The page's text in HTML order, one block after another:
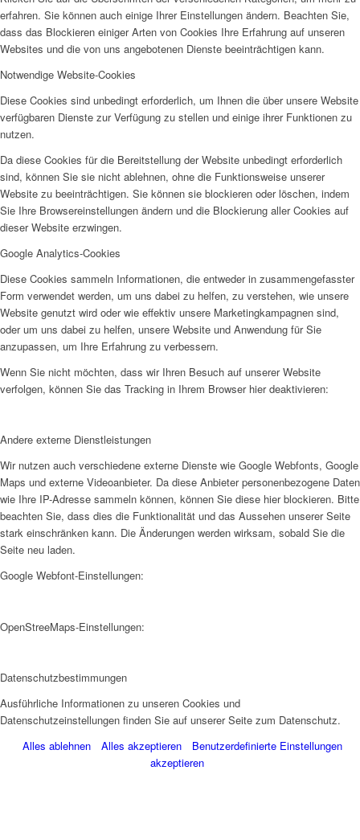
erfahren. Sie können auch einige Ihrer Einstellungen ändern. Beachten Sie,
dass das Blockieren einiger Arten von Cookies Ihre Erfahrung auf unseren
Websites und die von uns angebotenen Dienste beeinträchtigen kann.
Notwendige Website-Cookies
Diese Cookies sind unbedingt erforderlich, um Ihnen die über unsere Website
verfügbaren Dienste zur Verfügung zu stellen und einige ihrer Funktionen zu
nutzen.
Da diese Cookies für die Bereitstellung der Website unbedingt erforderlich
sind, können Sie sie nicht ablehnen, ohne die Funktionsweise unserer
Website zu beeinträchtigen. Sie können sie blockieren oder löschen, indem
Sie Ihre Browsereinstellungen ändern und die Blockierung aller Cookies auf
dieser Website erzwingen.
Google Analytics-Cookies
Diese Cookies sammeln Informationen, die entweder in zusammengefasster
Form verwendet werden, um uns dabei zu helfen, zu verstehen, wie unsere
Website genutzt wird oder wie effektiv unsere Marketingkampagnen sind,
oder um uns dabei zu helfen, unsere Website und Anwendung für Sie
anzupassen, um Ihre Erfahrung zu verbessern.
Wenn Sie nicht möchten, dass wir Ihren Besuch auf unserer Website
verfolgen, können Sie das Tracking in Ihrem Browser hier deaktivieren:
Andere externe Dienstleistungen
Wir nutzen auch verschiedene externe Dienste wie Google Webfonts, Google
Maps und externe Videoanbieter. Da diese Anbieter personenbezogene Daten
wie Ihre IP-Adresse sammeln können, können Sie diese hier blockieren. Bitte
beachten Sie, dass dies die Funktionalität und das Aussehen unserer Seite
stark einschränken kann. Die Änderungen werden wirksam, sobald Sie die
Seite neu laden.
Google Webfont-Einstellungen:
OpenStreeMaps-Einstellungen:
Datenschutzbestimmungen
Ausführliche Informationen zu unseren Cookies und
Datenschutzeinstellungen finden Sie auf unserer Seite zum Datenschutz.
Alles ablehnen
Alles akzeptieren
Benutzerdefinierte Einstellungen
akzeptieren